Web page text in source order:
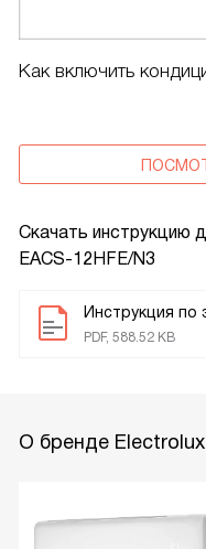
Скачать инструкцию
EACS-12HFE/N3
Инструкция по
PDF, 588.52 KB
Как включить
О бренде Electrolux